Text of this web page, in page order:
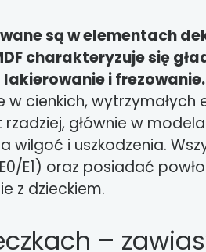
są w elementach
charakteryzuje się
i frezowanie.
cienkich, wytrzymałych
głównie w
wilgoć i uszkodzenia.
E1) oraz posiadać
z dzieckiem.
–